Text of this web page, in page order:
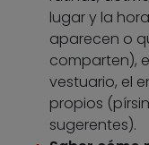
lugar y la
aparecen o
comparten),
vestuario, el
propios
sugerentes).